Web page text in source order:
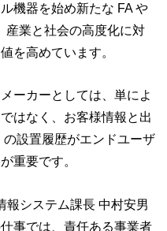
機器を始め新たな FA や
産業と社会の高度化に対
を高めています。
ーカーとしては、単によ
はなく、お客様情報と出
設置履歴がエンドユーザ
重要です。
報システム課長 中村安男
事では、責任ある事業者